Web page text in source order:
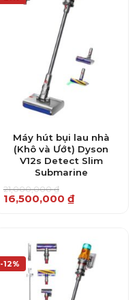
Máy hút bụi lau nhà
(Khô và Ướt) Dyson
V12s Detect Slim
Submarine
21,000,000₫
Giá
gốc
16,500,000 ₫
Giá
hiện
-12%